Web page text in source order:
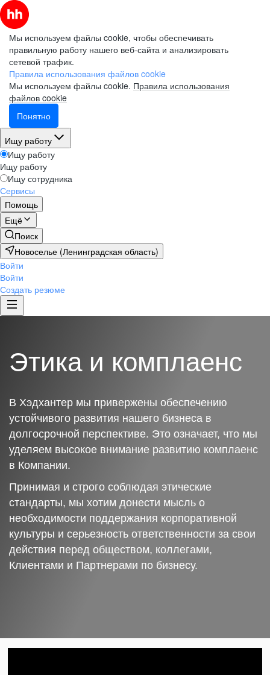
Мы используем файлы cookie, чтобы обеспечивать
правильную работу нашего веб-сайта и анализировать
сетевой трафик.
Правила использования файлов cookie
Мы используем файлы cookie. Правила использования
файлов cookie
Понятно
Ищу работу
Ищу работу
Ищу работу
Ищу сотрудника
Сервисы
Помощь
Ещё
Поиск
Новоселье (Ленинградская область)
Войти
Войти
Создать резюме
Этика и комплаенс
В Хэдхантер мы привержены обеспечению
устойчивого развития нашего бизнеса в
долгосрочной перспективе. Это означает, что мы
уделяем высокое внимание развитию комплаенс
в Компании.
Принимая и строго соблюдая этические
стандарты, мы хотим донести мысль о
необходимости поддержания корпоративной
культуры и серьезность ответственности за свои
действия перед обществом, коллегами,
Клиентами и Партнерами по бизнесу.